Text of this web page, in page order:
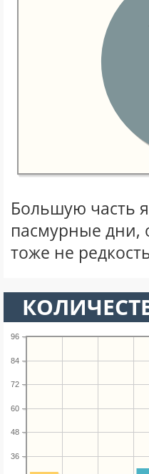
Большую часть
пасмурные дни,
тоже не
36
48
60
72
84
96